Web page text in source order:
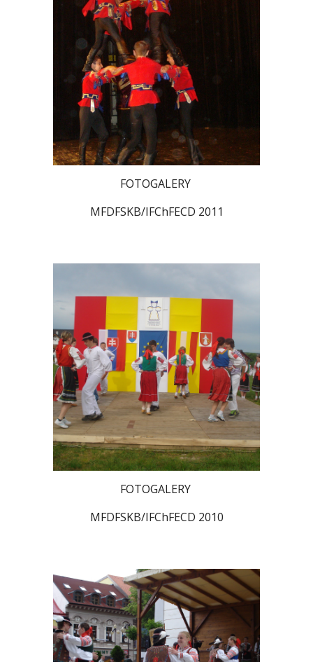
FOTOGALERY
MFDFSKB/IFChFECD 2011
FOTOGALERY
MFDFSKB/IFChFECD 2010